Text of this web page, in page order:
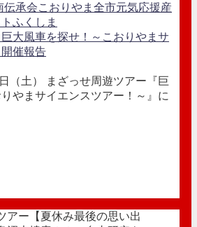
伝承会こおりやま全市元気応援産
ふくしま
大風車を探せ！～こおりやまサ
催報告
（土） まざっせ周遊ツアー『巨
やまサイエンスツアー！～』に